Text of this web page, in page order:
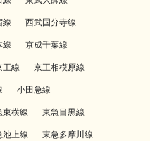
線 西武国分寺線
線 京成千葉線
王線 京王相模原線
小田急線
東横線 東急目黒線
池上線 東急多摩川線